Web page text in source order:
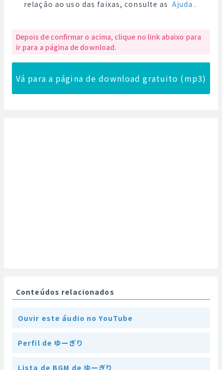
relação ao uso das faixas, consulte as Ajuda .
Depois de confirmar o acima, clique no link abaixo para
ir para a página de download.
Vá para a página de download gratuito (mp3)
Conteúdos relacionados
Ouvir este áudio no YouTube
Perfil de ゆーぎり
Lista de BGM de ゆーぎり